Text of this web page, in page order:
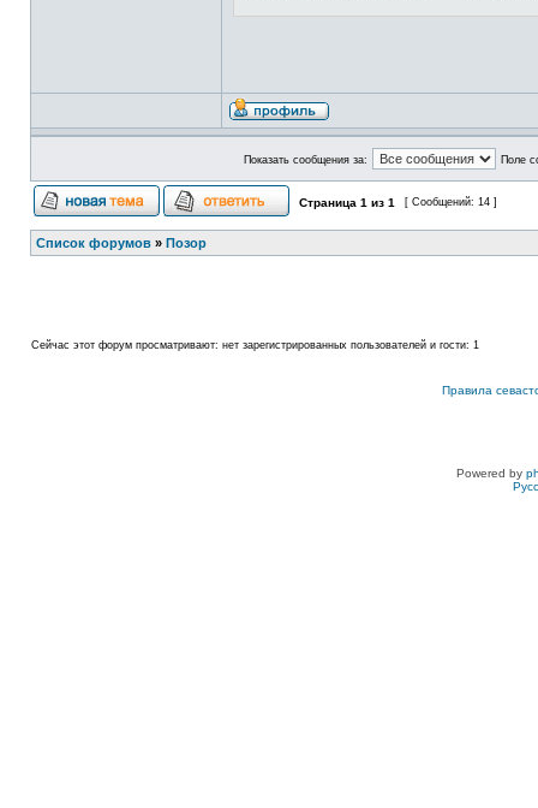
Показать сообщения за: Поле
Страница 1 из 1 [ Сообщений: 14 ]
Список форумов » Позор
Сейчас этот форум просматривают: нет зарегистрированных пользователей и гости: 1
Правила
Powered by